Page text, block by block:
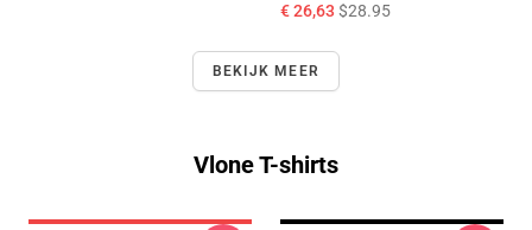
€ 26,63 $28.95
BEKIJK MEER
Vlone T-shirts